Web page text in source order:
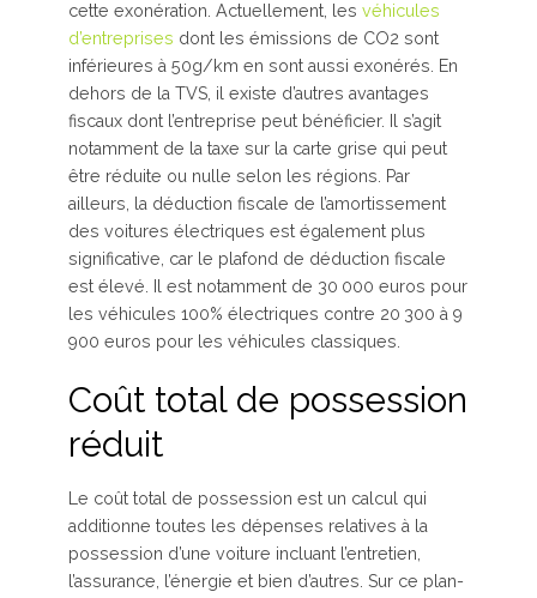
cette exonération. Actuellement, les véhicules
d’entreprises dont les émissions de CO2 sont
inférieures à 50g/km en sont aussi exonérés. En
dehors de la TVS, il existe d’autres avantages
fiscaux dont l’entreprise peut bénéficier. Il s’agit
notamment de la taxe sur la carte grise qui peut
être réduite ou nulle selon les régions. Par
ailleurs, la déduction fiscale de l’amortissement
des voitures électriques est également plus
significative, car le plafond de déduction fiscale
est élevé. Il est notamment de 30 000 euros pour
les véhicules 100% électriques contre 20 300 à 9
900 euros pour les véhicules classiques.
Coût total de possession
réduit
Le coût total de possession est un calcul qui
additionne toutes les dépenses relatives à la
possession d’une voiture incluant l’entretien,
l’assurance, l’énergie et bien d’autres. Sur ce plan-